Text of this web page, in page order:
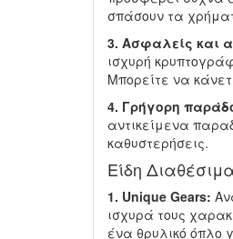
σπάσουν τα
3. Ασφαλείς και
ισχυρή
Μπορείτε να
4. Γρήγορη
αντικείμενα
καθυστερήσεις.
Είδη
1. Unique Gears:
ισχυρά τους
ένα θρυλικό όπλο